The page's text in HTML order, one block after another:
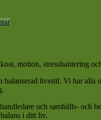
motion, stresshantering
livsstil. Vi har
.
och samhälls-
i ditt liv.